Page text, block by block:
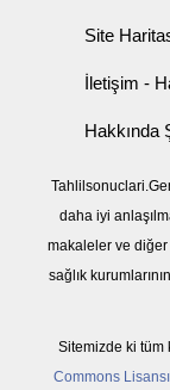
Site
İletişim -
Hakkında
daha iyi
makaleler ve diğer
sağlık
Sitemizde ki
Commons Lisansı